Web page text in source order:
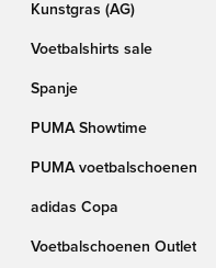
Kunstgras (AG)
Voetbalshirts sale
Spanje
PUMA Showtime
PUMA voetbalschoenen
adidas Copa
Voetbalschoenen Outlet